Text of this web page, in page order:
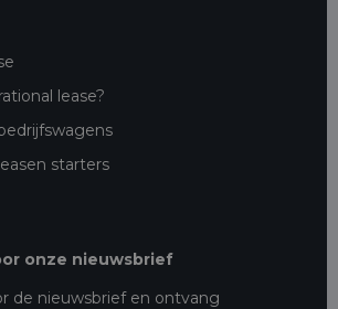
lease?
starters
onze nieuwsbrief
de nieuwsbrief en ontvang